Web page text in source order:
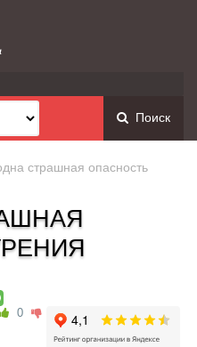
Поиск
страшная опасность
0